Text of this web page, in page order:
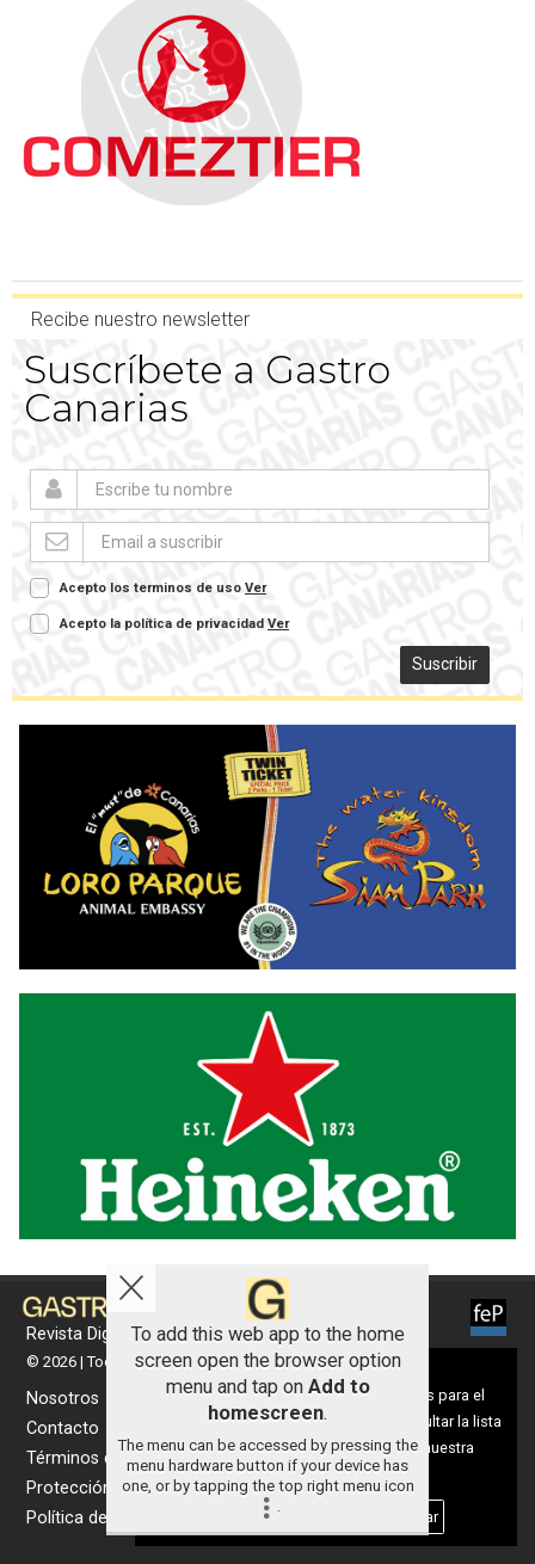
Recibe nuestro newsletter
Suscríbete a Gastro
Canarias
Acepto los terminos de uso Ver
Acepto la política de privacidad Ver
Suscribir
Revista Digital de gastronomía
© 2026 | Todos los derechos reservados
Nosotros
Contacto
Términos de uso
Protección de datos
Política de cookies
To add this web app to the home
screen open the browser option
menu and tap on Add to
homescreen.
The menu can be accessed by pressing the
menu hardware button if your device has
one, or by tapping the top right menu icon
.
Aviso sobre el Uso de cookies:
Utilizamos cookies nuestras y de terceros para el
funcionamiento del digital. Puedes consultar la lista
de cookies y como desconectarlas. Ver nuestra
Política de Privacidad y Cookies
Aceptar Cookies Personalizar